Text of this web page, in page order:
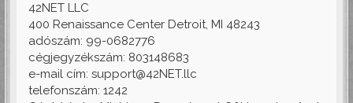
42NET LLC
400 Renaissance Center Detroit, MI 48243
adószám: 99-0682776
cégjegyzékszám: 803148683
e-mail cím: support@42NET.llc
telefonszám: 1242